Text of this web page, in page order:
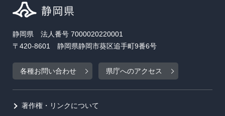
静岡県 法人番号 7000020220001
〒420-8601 静岡県静岡市葵区追手町9番6号
各種お問い合わせ 県庁へのアクセス
著作権・リンクについて